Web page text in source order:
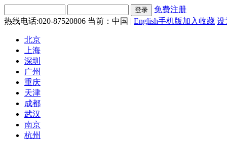
免费注册
热线电话:020-87520806 当前：中国 | English手机版加入收藏 设
北京
上海
深圳
广州
重庆
天津
成都
武汉
南京
杭州